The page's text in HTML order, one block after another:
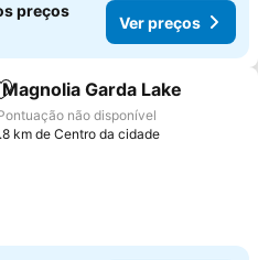
preços
Ver preços
Adicionar aos favoritos
Garda Lake
não disponível
km de Centro da cidade